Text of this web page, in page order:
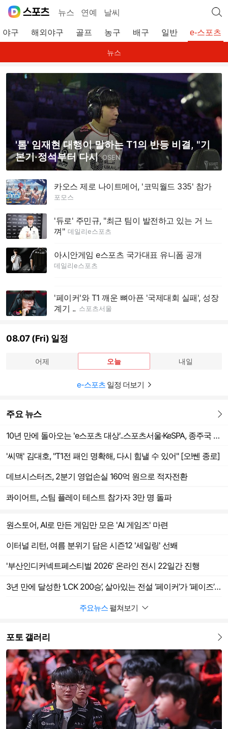
뉴스 연예 날씨
야구 해외야구 골프 농구 배구 일반 e-스포츠
뉴스
'톰' 임재현 대행이 말하는 T1의 반등 비결, "기
본기·정석부터 다시 OSEN
카오스 제로 나이트메어, '코믹월드 335' 참가
포모스
'듀로' 주민규, "최근 팀이 발전하고 있는 거 느
껴" 데일리e스포츠
아시안게임 e스포츠 국가대표 유니폼 공개
데일리e스포츠
'페이커'와 T1 깨운 뼈아픈 '국제대회 실패', 성장
계기 .. 스포츠서울
08.07 (Fri) 일정
어제 오늘 내일
e-스포츠 일정 더보기
주요 뉴스
10년 만에 돌아오는 'e스포츠 대상'..스포츠서울·KeSPA, 종주국 새 역사 쓴다 [SS시선집중]
'씨맥' 김대호, "T1전 패인 명확해, 다시 힘낼 수 있어" [오!쎈 종로]
데브시스터즈, 2분기 영업손실 160억 원으로 적자전환
콰이어트, 스팀 플레이 테스트 참가자 3만 명 돌파
원스토어, AI로 만든 게임만 모은 'AI 게임즈' 마련
이터널 리턴, 여름 분위기 담은 시즌12 '세일링' 선봬
'부산인디커넥트페스티벌 2026' 온라인 전시 22일간 진행
3년 만에 달성한 ‘LCK 200승’, 살아있는 전설 ‘페이커’가 ‘페이즈’에게 전하는 ‘메시지’ [SS시선집중]
주요뉴스 펼쳐보기
포토 갤러리